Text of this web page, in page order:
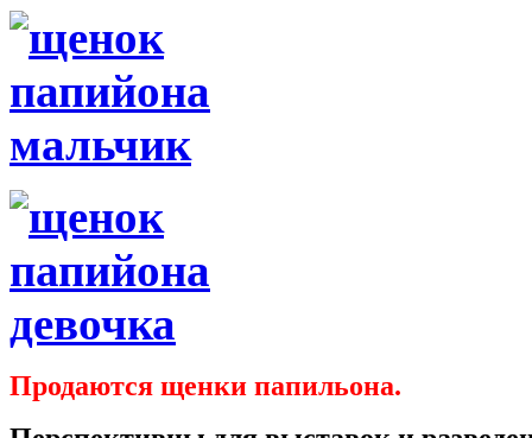
Продаются щенки папильона.